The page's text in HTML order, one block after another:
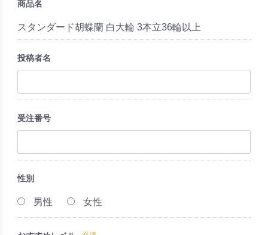
商品名
スタンダード胡蝶蘭 白大輪 3本立36輪以上
投稿者名
受注番号
性別
男性 女性